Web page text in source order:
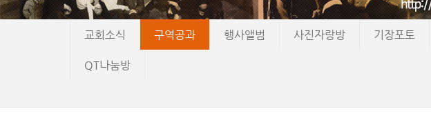
교회소식 구역공과 행사앨범 사진자랑방 기장포토
QT나눔방